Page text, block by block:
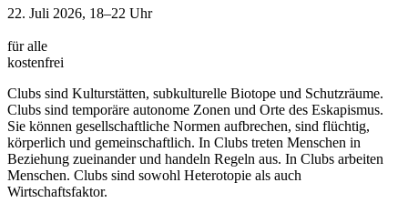
22. Juli 2026, 18–22 Uhr
für alle
kostenfrei
Clubs sind Kulturstätten, subkulturelle Biotope und Schutzräume.
Clubs sind temporäre autonome Zonen und Orte des Eskapismus.
Sie können gesellschaftliche Normen aufbrechen, sind flüchtig,
körperlich und gemeinschaftlich. In Clubs treten Menschen in
Beziehung zueinander und handeln Regeln aus. In Clubs arbeiten
Menschen. Clubs sind sowohl Heterotopie als auch
Wirtschaftsfaktor.